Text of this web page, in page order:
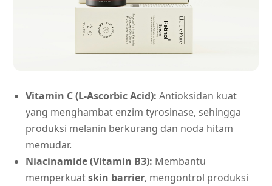
Vitamin C (L-Ascorbic Acid): Antioksidan kuat
yang menghambat enzim tyrosinase, sehingga
produksi melanin berkurang dan noda hitam
memudar.
Niacinamide (Vitamin B3): Membantu
memperkuatskin barrier, mengontrol produksi